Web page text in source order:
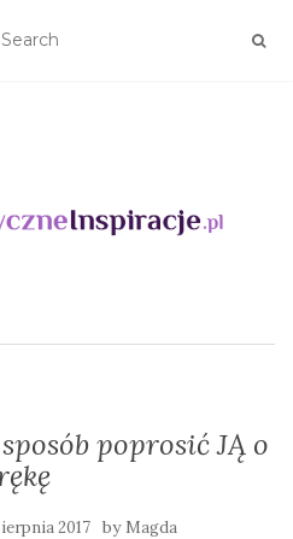
poprosić JĄ o
2017 by Magda